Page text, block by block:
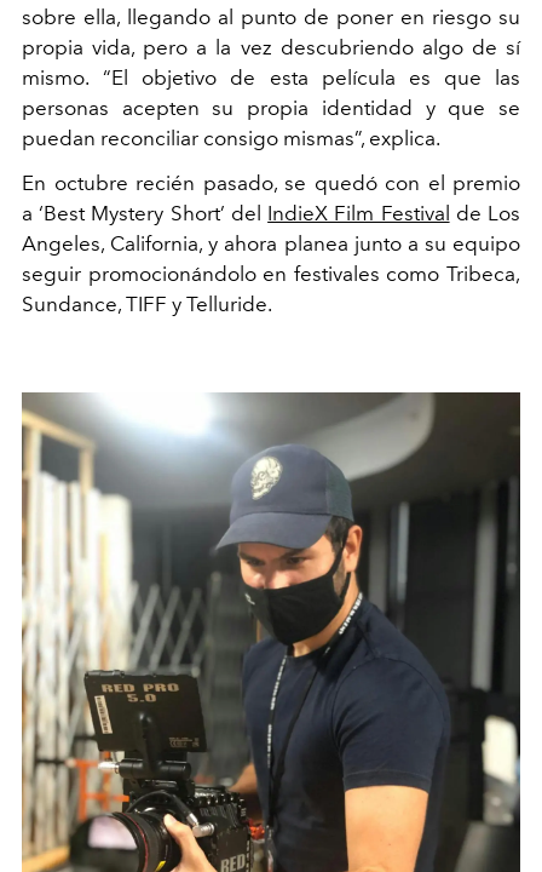
sobre ella, llegando al punto de poner en riesgo su
propia vida, pero a la vez descubriendo algo de sí
mismo.
“El objetivo de esta película es que las
personas acepten su propia identidad y que se
puedan reconciliar consigo mismas”, explica.
En octubre recién pasado, se quedó con el premio
a ‘Best Mystery Short’ del IndieX Film Festival de Los
Angeles, California, y ahora planea junto a su equipo
seguir promocionándolo en festivales como Tribeca,
Sundance, TIFF y Telluride.